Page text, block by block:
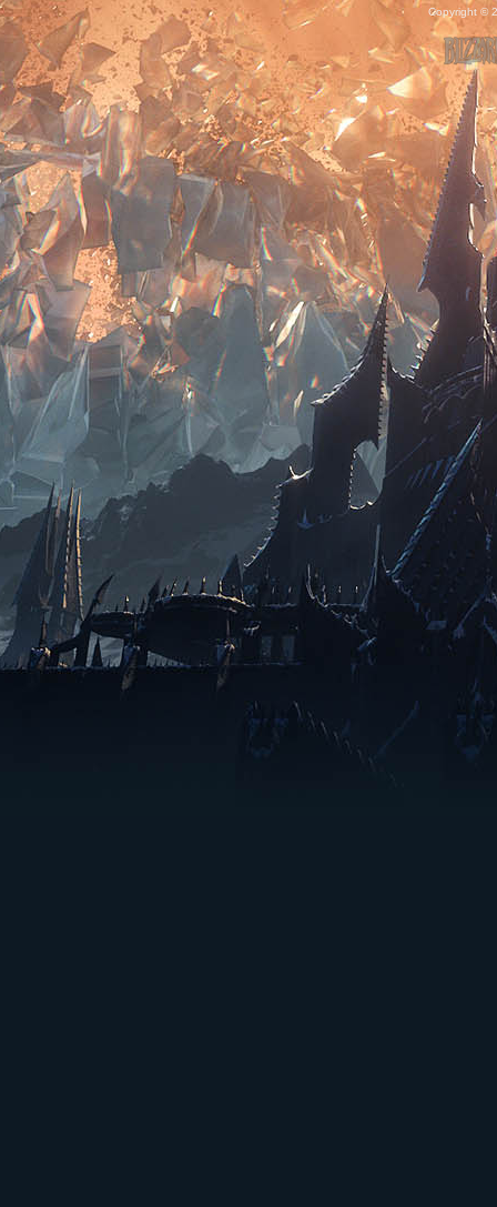
Copyright ©